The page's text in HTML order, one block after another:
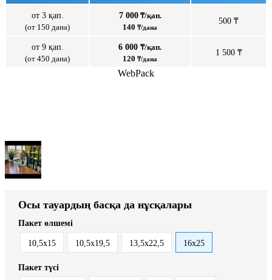
от 3 қап.
(от 150 дана)
7 000₸/қап.
140 ₸/дана
500 ₸
от 9 қап.
(от 450 дана)
6 000 ₸/қап.
120 ₸/дана
1 500 ₸
WebPack
Осы тауардың басқа да нұсқалары
Пакет өлшемі
10,5х15 10,5х19,5 13,5х22,5 16х25
Пакет түсі